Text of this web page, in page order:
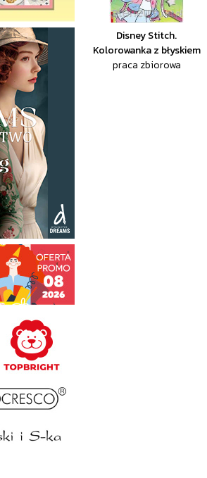
Disney Stitch.
Kolorowanka z błyskiem
praca zbiorowa